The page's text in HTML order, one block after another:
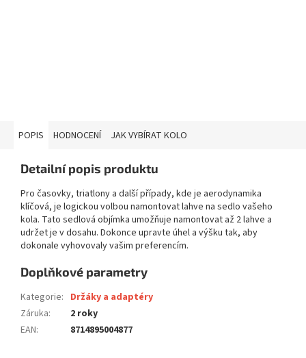
POPIS HODNOCENÍ JAK VYBÍRAT KOLO
Detailní popis produktu
Pro časovky, triatlony a další případy, kde je aerodynamika
klíčová, je logickou volbou namontovat lahve na sedlo vašeho
kola. Tato sedlová objímka umožňuje namontovat až 2 lahve a
udržet je v dosahu. Dokonce upravte úhel a výšku tak, aby
dokonale vyhovovaly vašim preferencím.
Doplňkové parametry
Kategorie: Držáky a adaptéry
Záruka:
2 roky
EAN: 8714895004877